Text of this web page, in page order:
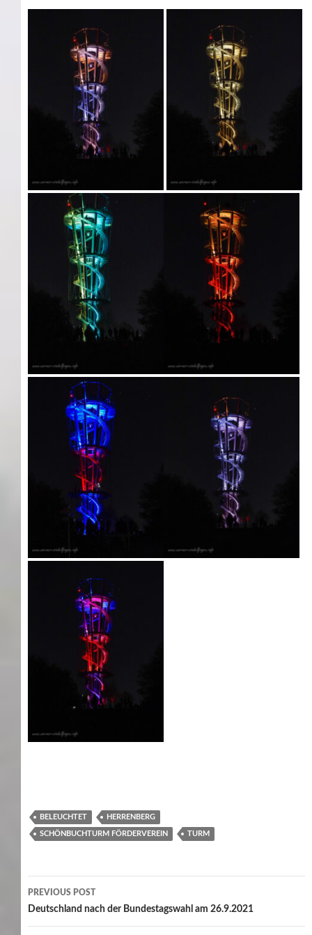
BELEUCHTET HERRENBERG
SCHÖNBUCHTURM FÖRDERVEREIN TURM
Post
navigation
PREVIOUS POST
Deutschland nach der Bundestagswahl am 26.9.2021